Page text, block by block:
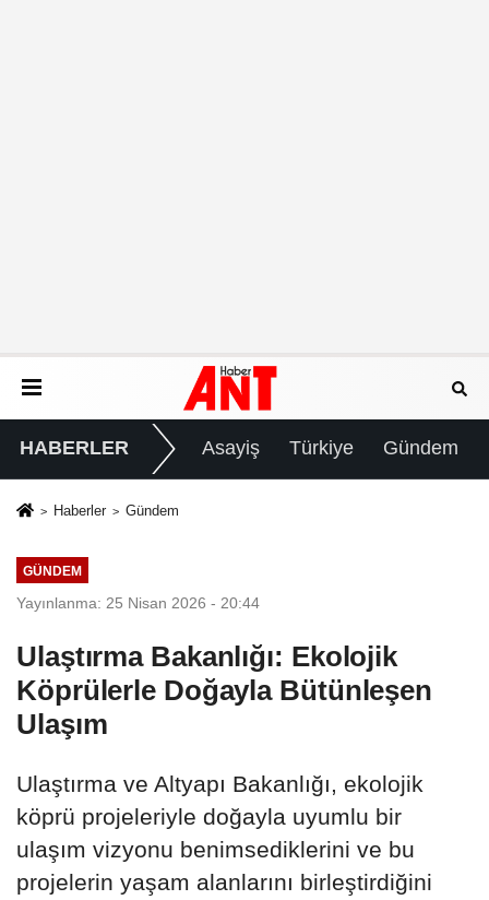
HABERLER Asayiş Türkiye Gündem
Haberler Gündem
GÜNDEM
Yayınlanma: 25 Nisan 2026 - 20:44
Ulaştırma Bakanlığı: Ekolojik
Köprülerle Doğayla Bütünleşen
Ulaşım
Ulaştırma ve Altyapı Bakanlığı, ekolojik
köprü projeleriyle doğayla uyumlu bir
ulaşım vizyonu benimsediklerini ve bu
projelerin yaşam alanlarını birleştirdiğini